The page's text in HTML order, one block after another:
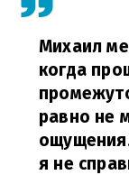
Михаил
когда
равно не
я не